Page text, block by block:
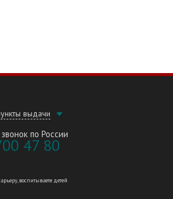
выдачи
по России
47 80
воспитываете детей